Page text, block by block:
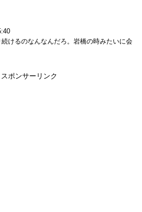
けるのなんなんだろ。岩橋の時みたいに会
スポンサーリンク